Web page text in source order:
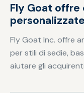
Fly Goat
Fly Goat Inc. offre
per stili di sedie,
aiutare gli